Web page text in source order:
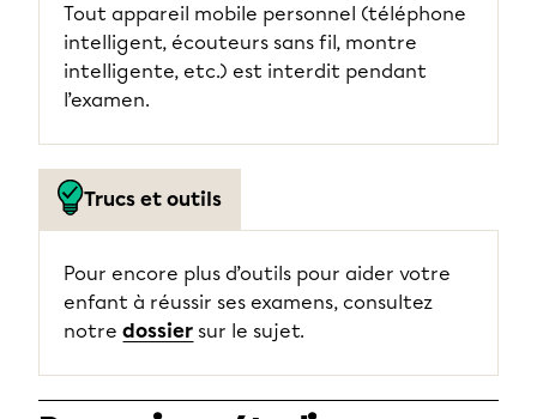
Tout appareil mobile personnel (téléphone
intelligent, écouteurs sans fil, montre
intelligente, etc.) est interdit pendant
l’examen.
Trucs et outils
Pour encore plus d’outils pour aider votre
enfant à réussir ses examens, consultez
notre dossier sur le sujet.